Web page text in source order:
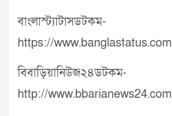
বাংলাস্ট্যাটাসডটকম-
https://www.banglastatus.com
বিবাড়িয়ানিউজ২৪ডটকম-
http://www.bbarianews24.com